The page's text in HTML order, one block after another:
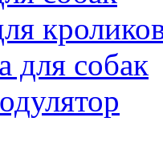
для собак